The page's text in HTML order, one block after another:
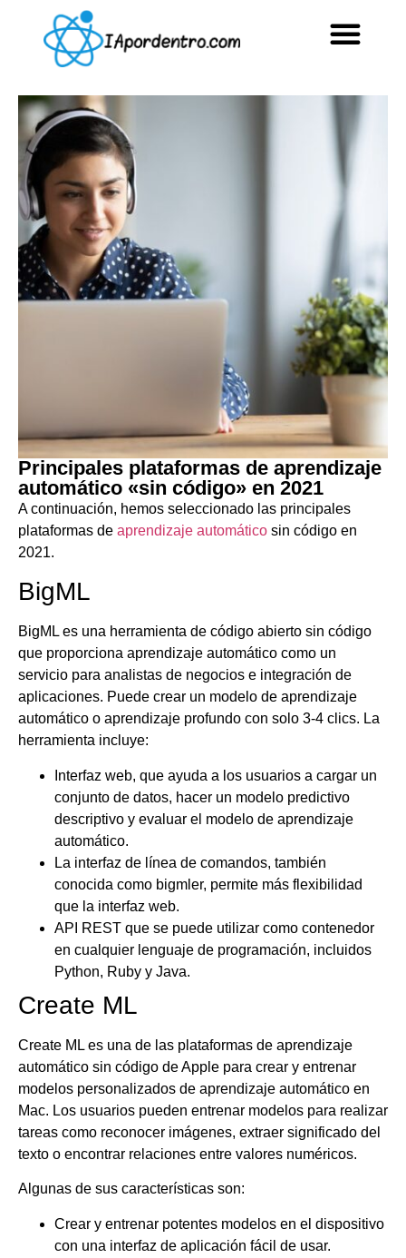
Principales plataformas de aprendizaje
automático «sin código» en 2021
A continuación, hemos seleccionado las principales
plataformas de aprendizaje automático sin código en
2021.
BigML
BigML es una herramienta de código abierto sin código
que proporciona aprendizaje automático como un
servicio para analistas de negocios e integración de
aplicaciones. Puede crear un modelo de aprendizaje
automático o aprendizaje profundo con solo 3-4 clics. La
herramienta incluye:
Interfaz web, que ayuda a los usuarios a cargar un
conjunto de datos, hacer un modelo predictivo
descriptivo y evaluar el modelo de aprendizaje
automático.
La interfaz de línea de comandos, también
conocida como bigmler, permite más flexibilidad
que la interfaz web.
API REST que se puede utilizar como contenedor
en cualquier lenguaje de programación, incluidos
Python, Ruby y Java.
Create ML
Create ML es una de las plataformas de aprendizaje
automático sin código de Apple para crear y entrenar
modelos personalizados de aprendizaje automático en
Mac. Los usuarios pueden entrenar modelos para realizar
tareas como reconocer imágenes, extraer significado del
texto o encontrar relaciones entre valores numéricos.
Algunas de sus características son:
Crear y entrenar potentes modelos en el dispositivo
con una interfaz de aplicación fácil de usar.